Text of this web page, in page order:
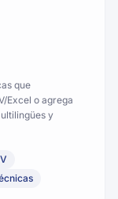
que
Excel o agrega
y